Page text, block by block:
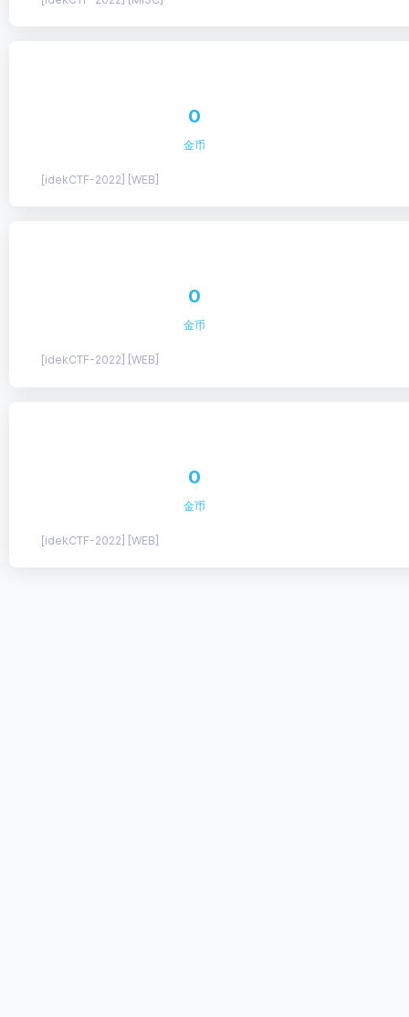
0
金币
[idekCTF-2022] [WEB]
0
金币
[idekCTF-2022] [WEB]
0
金币
[idekCTF-2022] [WEB]